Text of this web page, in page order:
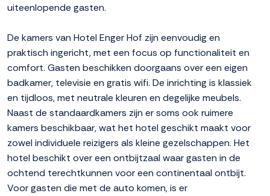
uiteenlopende gasten.
De kamers van Hotel Enger Hof zijn eenvoudig en
praktisch ingericht, met een focus op functionaliteit en
comfort. Gasten beschikken doorgaans over een eigen
badkamer, televisie en gratis wifi. De inrichting is klassiek
en tijdloos, met neutrale kleuren en degelijke meubels.
Naast de standaardkamers zijn er soms ook ruimere
kamers beschikbaar, wat het hotel geschikt maakt voor
zowel individuele reizigers als kleine gezelschappen. Het
hotel beschikt over een ontbijtzaal waar gasten in de
ochtend terechtkunnen voor een continentaal ontbijt.
Voor gasten die met de auto komen, is er